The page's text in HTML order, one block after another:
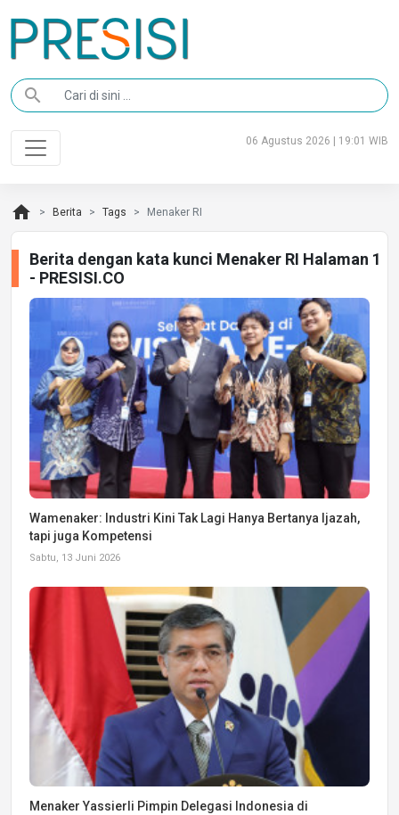
search
06 Agustus 2026 | 19:01 WIB
home Berita Tags Menaker RI
Berita dengan kata kunci Menaker RI Halaman 1
- PRESISI.CO
Wamenaker: Industri Kini Tak Lagi Hanya Bertanya Ijazah,
tapi juga Kompetensi
Sabtu, 13 Juni 2026
Menaker Yassierli Pimpin Delegasi Indonesia di